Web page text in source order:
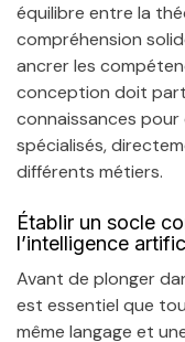
équilibre entre la
compréhension
ancrer les
conception doit
connaissances pour
spécialisés,
différents métiers.
Établir un socle
l’intelligence
Avant de plonger
est essentiel que
même langage et